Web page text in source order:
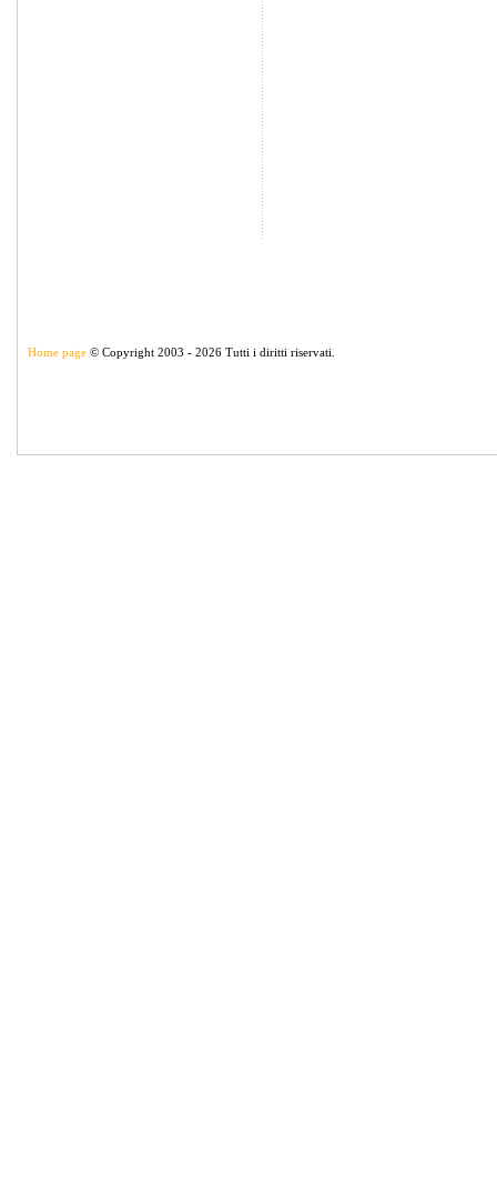
Home page © Copyright 2003 - 2026 Tutti i diritti riservati.